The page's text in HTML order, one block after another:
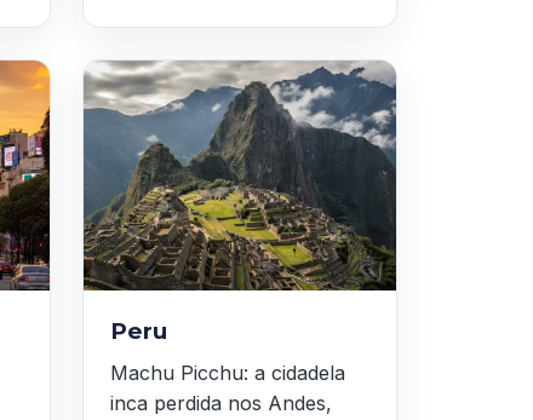
Peru
Machu Picchu: a cidadela
inca perdida nos Andes,